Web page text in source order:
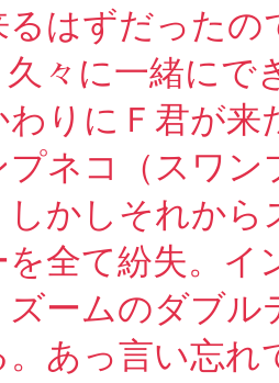
るはずだったの
久々に一緒にで
わりにＦ君が来
プネコ（スワ
しかしそれか
を全て紛失。イ
ズームのダブル
。あっ言い忘れ